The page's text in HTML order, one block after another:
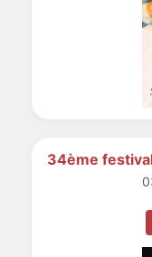
34ème